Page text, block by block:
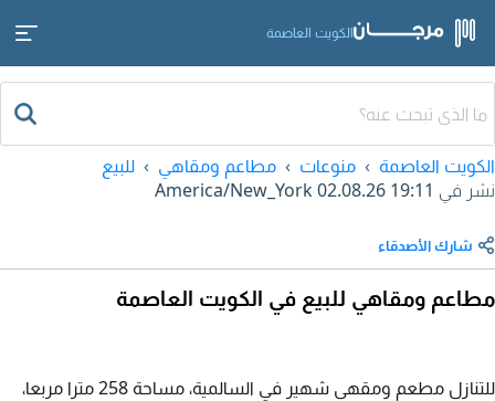
الكويت العاصمة
الكويت العاصمة منوعات مطاعم ومقاهي
للبيع
نشر في 02.08.26 19:11
شارك الأصدقاء
مطاعم ومقاهي للبيع في الكويت العاصمة
للتنازل مطعم ومقهى شهير في السالمية، مساحة 258 مترا مربعا،